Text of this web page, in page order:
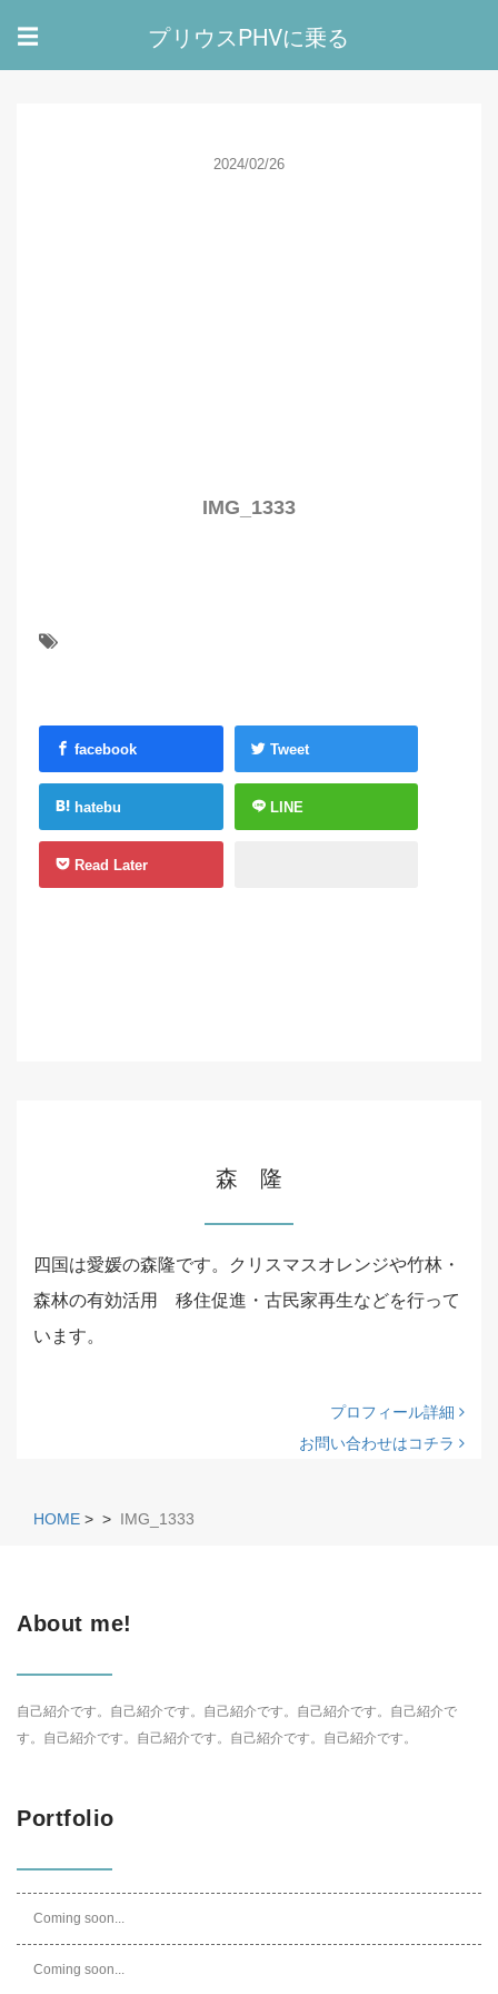
☰ プリウスPHVに乗る
2024/02/26
IMG_1333
facebook Tweet
hatebu LINE
Read Later
森 隆
四国は愛媛の森隆です。クリスマスオレンジや竹林・
森林の有効活用 移住促進・古民家再生などを行って
います。
プロフィール詳細
お問い合わせはコチラ
HOME > > IMG_1333
About me!
自己紹介です。自己紹介です。自己紹介です。自己紹介です。自己紹介で
す。自己紹介です。自己紹介です。自己紹介です。自己紹介です。
Portfolio
Coming soon...
Coming soon...